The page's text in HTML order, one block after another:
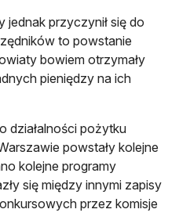
jednak przyczynił się do
to powstanie
bowiem otrzymały
pieniędzy na ich
działalności pożytku
powstały kolejne
kolejne programy
się między innymi zapisy
przez komisje